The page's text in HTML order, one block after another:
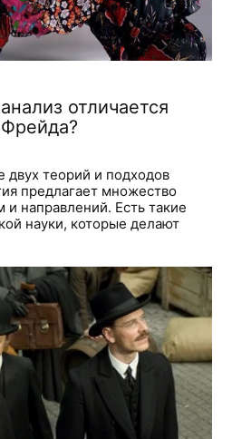
отличается
двух теорий и подходов
предлагает множество
и направлений. Есть такие
науки, которые делают